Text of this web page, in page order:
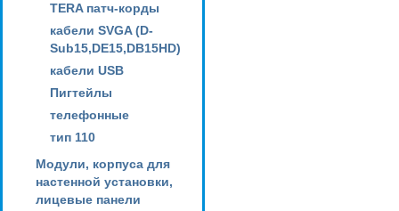
TERA патч-корды
кабели SVGA (D-
Sub15,DE15,DB15HD)
кабели USB
Пигтейлы
телефонные
тип 110
Модули, корпуса для
настенной установки,
лицевые панели